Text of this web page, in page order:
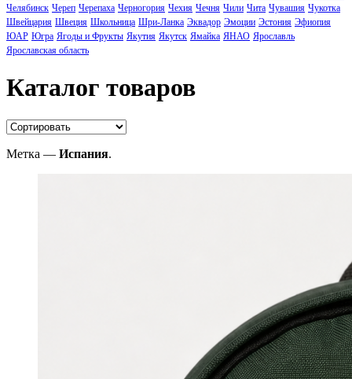
Челябинск Череп Черепаха Черногория Чехия Чечня Чили Чита Чувашия Чукотка
Швейцария Швеция Школьница Шри-Ланка Эквадор Эмоции Эстония Эфиопия
ЮАР Югра Ягоды и Фрукты Якутия Якутск Ямайка ЯНАО Ярославль
Ярославская область
Каталог товаров
Метка — Испания.